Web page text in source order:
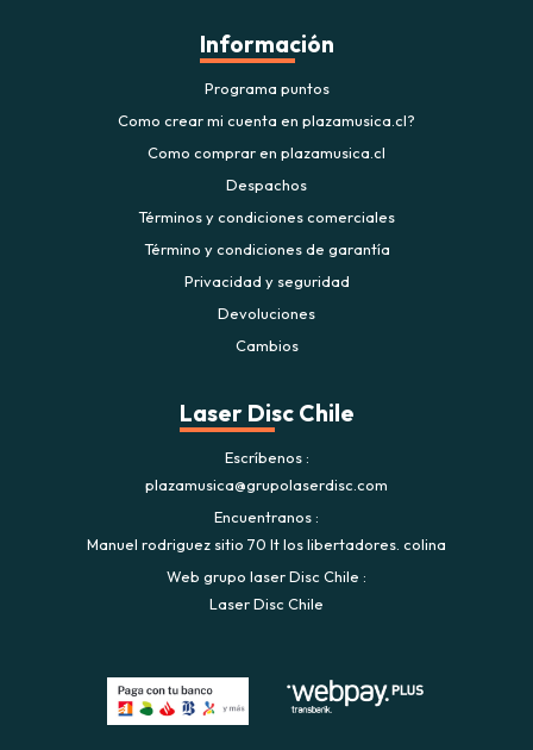
Información
Programa puntos
Como crear mi cuenta en plazamusica.cl?
Como comprar en plazamusica.cl
Despachos
Términos y condiciones comerciales
Término y condiciones de garantía
Privacidad y seguridad
Devoluciones
Cambios
Laser Disc Chile
Escríbenos
plazamusica@grupolaserdisc.com
Encuentranos
Manuel rodriguez sitio 70 lt los libertadores. colina
Web grupo laser Disc Chile
Laser Disc Chile